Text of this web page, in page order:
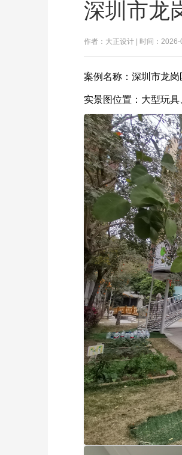
深圳市龙
作者：大正设计 | 时间：
案例名称：深圳市龙
实景图位置：大型玩具